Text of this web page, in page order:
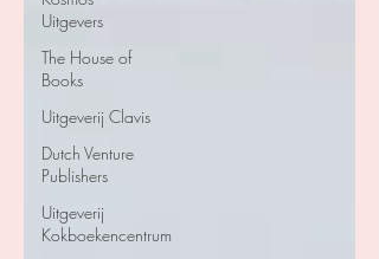
Uitgevers
The House of
Books
Uitgeverij Clavis
Dutch Venture
Publishers
Uitgeverij
Kokboekencentrum